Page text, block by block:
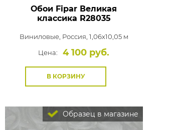
Обои Fipar Великая
классика R28035
Виниловые, Россия, 1,06x10,05 м
Цена:
4 100 руб.
В КОРЗИНУ
Образец в магазине